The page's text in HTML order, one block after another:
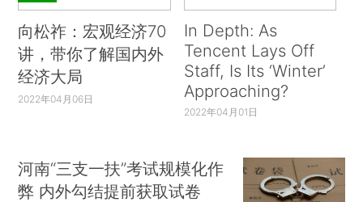
向松祚：宏观经济70
讲，带你了解国内外
经济大局
2022年04月06日
In Depth: As
Tencent Lays Off
Staff, Is Its ‘Winter’
Approaching?
2022年04月01日
河南“三支一扶”考试规模化作
弊 内外勾结提前获取试卷